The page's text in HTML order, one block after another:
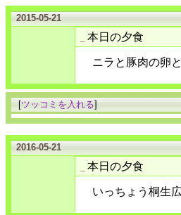
2015-05-21
本日の夕食
ニラと豚肉の卵
[ツッコミを入れる]
2016-05-21
本日の夕食
いっちょう桐生